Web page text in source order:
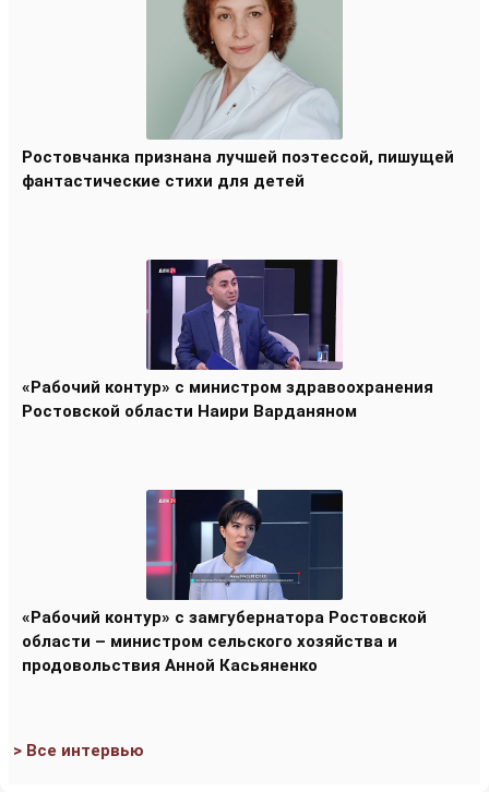
Ростовчанка признана лучшей поэтессой, пишущей
фантастические стихи для детей
«Рабочий контур» с министром здравоохранения
Ростовской области Наири Варданяном
«Рабочий контур» с замгубернатора Ростовской
области – министром сельского хозяйства и
продовольствия Анной Касьяненко
> Все интервью